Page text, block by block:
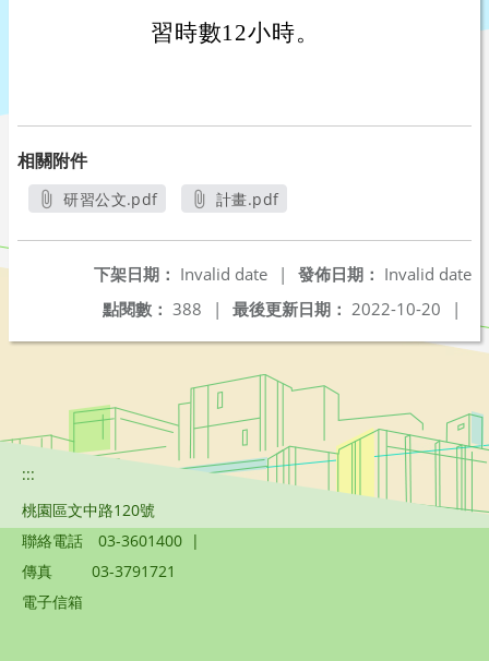
習時數12小時。
相關附件
研習公文.pdf
計畫.pdf
發佈日期： Invalid date
下架日期： Invalid date
|
最後更新日期： 2022-10-20 |
點閱數： 388 |
:::
桃園區文中路120號
聯絡電話
03-3601400 |
傳真
03-3791721
電子信箱